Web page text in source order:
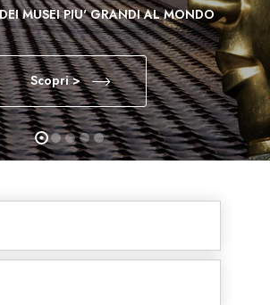
MUSEI PIU' GRANDI AL MONDO
Scopri >